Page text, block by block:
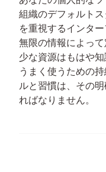
組織のデフォルト
を重視するインタ
無限の情報によっ
少な資源はもはや
うまく使うための
ルと習慣は、その
ればなりません。